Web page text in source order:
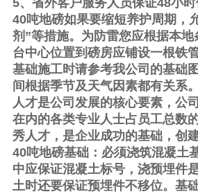
5、省外客户服务人员保证48小
40吨地磅如果要缩短养护周期，
剂 ”等措施。为防雷您应根据本
台中心位置到磅房应铺设一根铁
基础施工时请参考我公司的基础
间根据季节及天气因素都有关系。
人才是公司发展的核心要素，公
在内的各类专业人士占员工总数
秀人才，是企业成功的基础，创
40吨地磅基础：必须浇筑混凝土
中应保证混凝土标号，浇预埋件
土时还要保证预埋件不移位。基